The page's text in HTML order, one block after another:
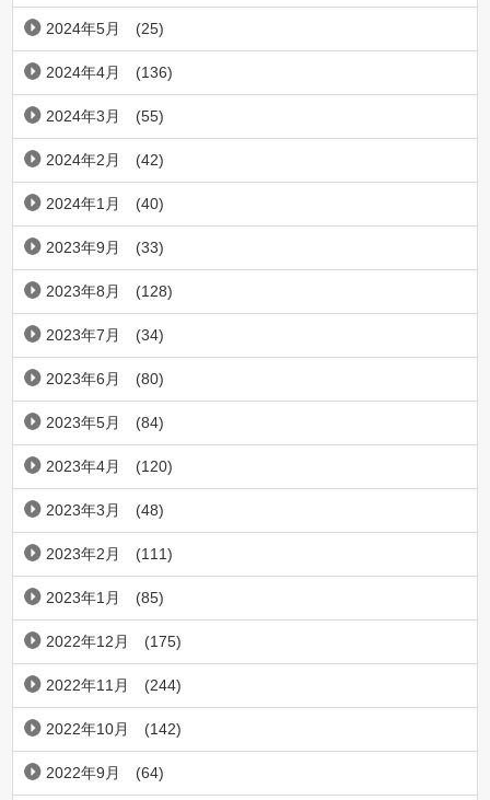
2024年5月 (25)
2024年4月 (136)
2024年3月 (55)
2024年2月 (42)
2024年1月 (40)
2023年9月 (33)
2023年8月 (128)
2023年7月 (34)
2023年6月 (80)
2023年5月 (84)
2023年4月 (120)
2023年3月 (48)
2023年2月 (111)
2023年1月 (85)
2022年12月 (175)
2022年11月 (244)
2022年10月 (142)
2022年9月 (64)